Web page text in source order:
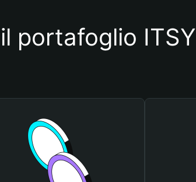
portafoglio ITSY